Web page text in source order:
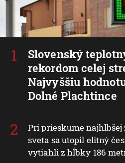
Slovenský
rekordom celej
Najvyššiu
Dolné Plachtince
Pri prieskume najhlbšej
sveta sa utopil elitný
vytiahli z hĺbky 186